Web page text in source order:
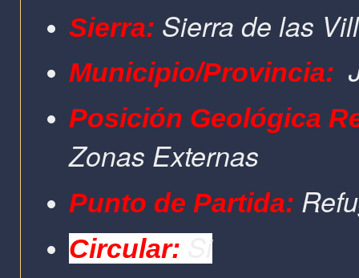
Sierra: Sierra de las
Municipio/Provincia:
Posición Geológica
Zonas Externas
Punto de Partida:
Circular: